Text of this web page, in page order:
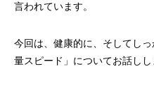
言われています。
今回は、健康的に、そしてし
量スピード」についてお話しし